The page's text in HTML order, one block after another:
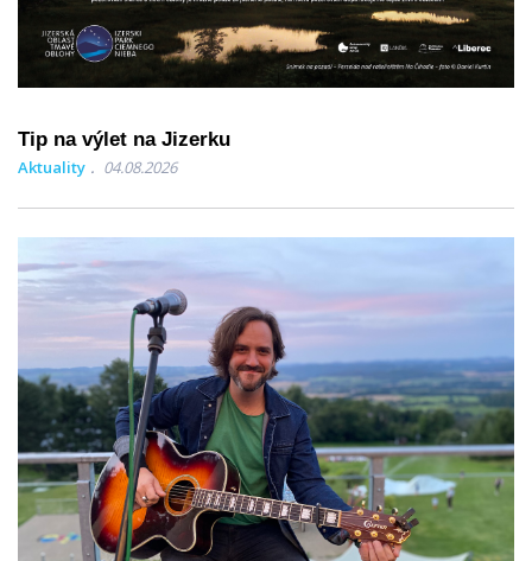
Tip na výlet na Jizerku
Aktuality 04.08.2026